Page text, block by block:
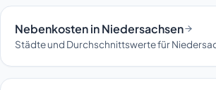
Nebenkosten in Niedersachsen
Städte und Durchschnittswerte für